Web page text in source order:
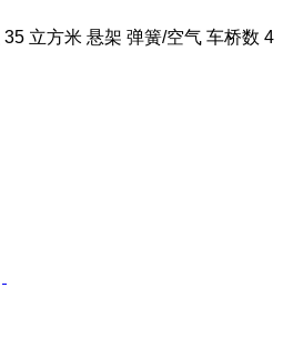
35 立方米 悬架 弹簧/空气 车桥数 4